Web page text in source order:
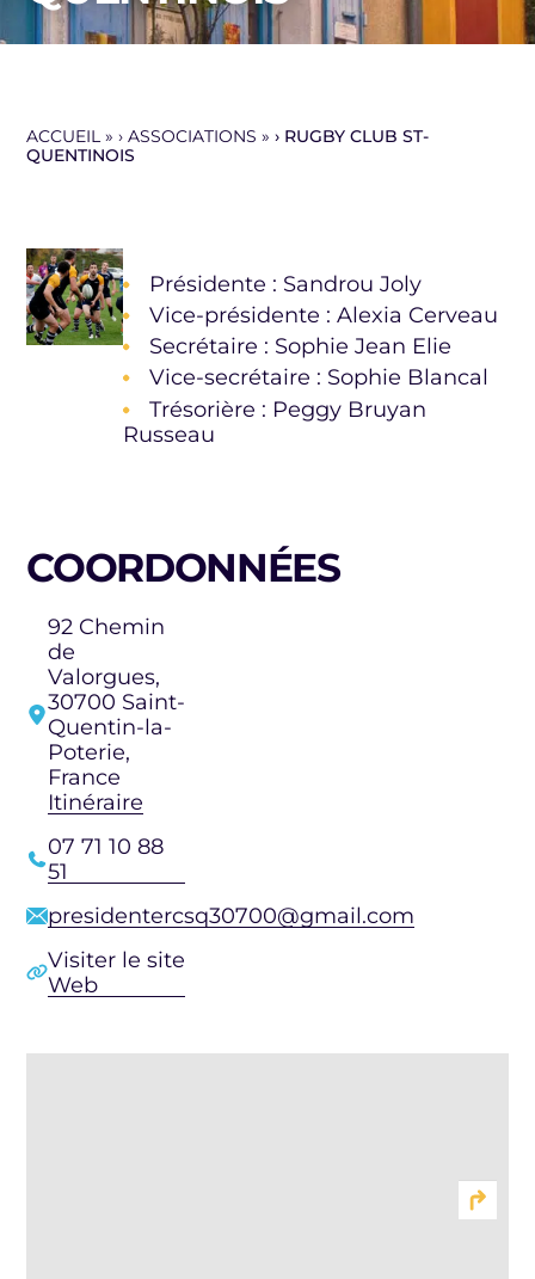
ACCUEIL» ASSOCIATIONS » RUGBY CLUB ST-
QUENTINOIS
Présidente : Sandrou Joly
Vice-présidente : Alexia Cerveau
Secrétaire : Sophie Jean Elie
Vice-secrétaire : Sophie Blancal
Trésorière : Peggy Bruyan
Russeau
COORDONNÉES
92 Chemin
de
Valorgues,
30700 Saint-
Quentin-la-
Poterie,
France
Itinéraire
07 71 10 88
51
presidentercsq30700@gmail.com
Visiter le site
Web